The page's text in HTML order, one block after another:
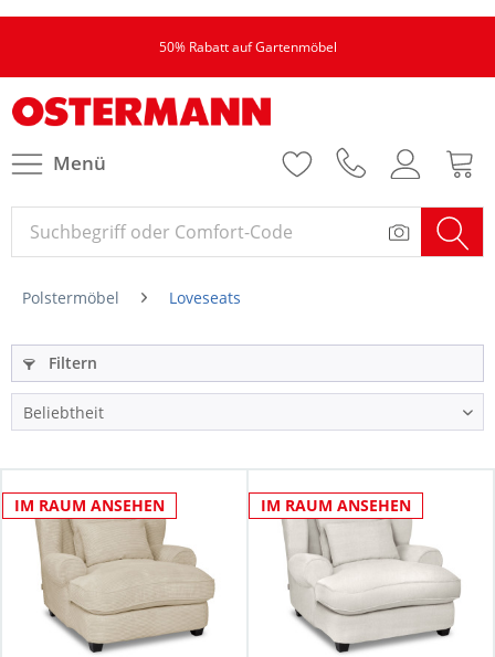
50% Rabatt auf Gartenmöbel
Menü
Polstermöbel Loveseats
Filtern
IM RAUM ANSEHEN IM RAUM ANSEHEN